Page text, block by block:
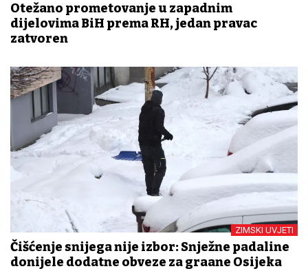
Otežano prometovanje u zapadnim
dijelovima BiH prema RH, jedan pravac
zatvoren
ZIMSKI UVJETI
Čišćenje snijega nije izbor: Snježne padaline
donijele dodatne obveze za građane Osijeka